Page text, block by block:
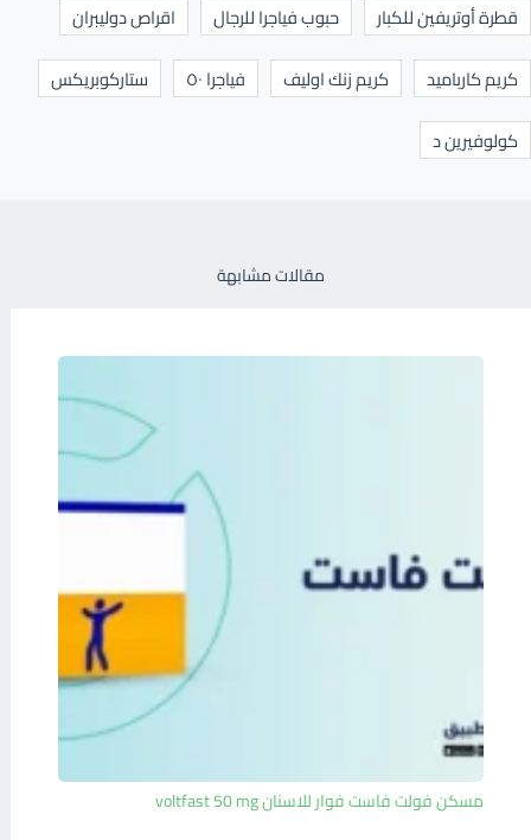
قطرة أوتريفين للكبار
حبوب فياجرا للرجال
اقراص دوليبران
كريم كارباميد
كريم زنك اوليف فياجرا ٥٠
ستاركوبريكس
كولوفيرين د
مقالات مشابهة
مسكن فولت فاست فوار للاسنان voltfast 50 mg